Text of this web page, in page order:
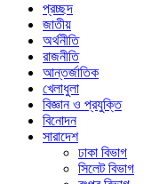
প্রচ্ছদ
জাতীয়
অর্থনীতি
রাজনীতি
আন্তর্জাতিক
খেলাধুলা
বিজ্ঞান ও প্রযুক্তি
বিনোদন
সারাদেশ
ঢাকা বিভাগ
সিলেট বিভাগ